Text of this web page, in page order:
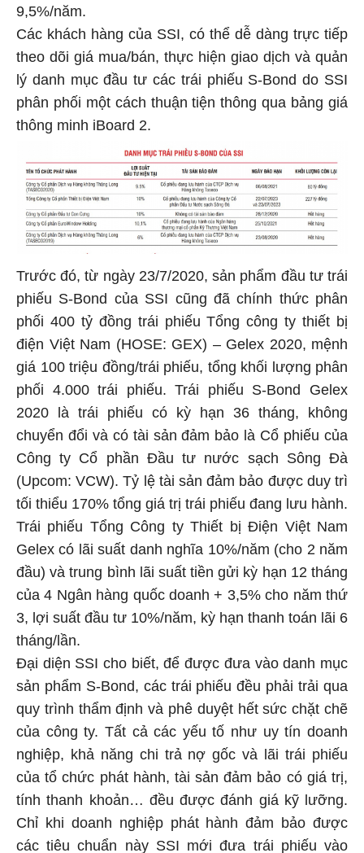
9,5%/năm.
Các khách hàng của SSI, có thể dễ dàng trực tiếp
theo dõi giá mua/bán, thực hiện giao dịch và quản
lý danh mục đầu tư các trái phiếu S-Bond do SSI
phân phối một cách thuận tiện thông qua bảng giá
thông minh iBoard 2.
Trước đó, từ ngày 23/7/2020, sản phẩm đầu tư trái
phiếu S-Bond của SSI cũng đã chính thức phân
phối 400 tỷ đồng trái phiếu Tổng công ty thiết bị
điện Việt Nam (HOSE: GEX) – Gelex 2020, mệnh
giá 100 triệu đồng/trái phiếu, tổng khối lượng phân
phối 4.000 trái phiếu. Trái phiếu S-Bond Gelex
2020 là trái phiếu có kỳ hạn 36 tháng, không
chuyển đổi và có tài sản đảm bảo là Cổ phiếu của
Công ty Cổ phần Đầu tư nước sạch Sông Đà
(Upcom: VCW). Tỷ lệ tài sản đảm bảo được duy trì
tối thiểu 170% tổng giá trị trái phiếu đang lưu hành.
Trái phiếu Tổng Công ty Thiết bị Điện Việt Nam
Gelex có lãi suất danh nghĩa 10%/năm (cho 2 năm
đầu) và trung bình lãi suất tiền gửi kỳ hạn 12 tháng
của 4 Ngân hàng quốc doanh + 3,5% cho năm thứ
3, lợi suất đầu tư 10%/năm, kỳ hạn thanh toán lãi 6
tháng/lần.
Đại diện SSI cho biết, để được đưa vào danh mục
sản phẩm S-Bond, các trái phiếu đều phải trải qua
quy trình thẩm định và phê duyệt hết sức chặt chẽ
của công ty. Tất cả các yếu tố như uy tín doanh
nghiệp, khả năng chi trả nợ gốc và lãi trái phiếu
của tổ chức phát hành, tài sản đảm bảo có giá trị,
tính thanh khoản… đều được đánh giá kỹ lưỡng.
Chỉ khi doanh nghiệp phát hành đảm bảo được
các tiêu chuẩn này SSI mới đưa trái phiếu vào